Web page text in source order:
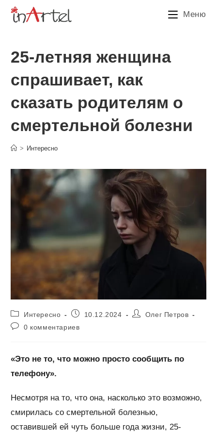
Перейти
Меню
25-летняя женщина
спрашивает, как
сказать родителям о
смертельной болезни
> Интересно
Рубрика
записи:
Интересно
Запись10.12.2024
АвторОлег Петров
Комментарии
0 комментариев
«Это не то, что можно просто сообщить по
телефону».
Несмотря на то, что она, насколько это возможно,
смирилась со смертельной болезнью,
оставившей ей чуть больше года жизни, 25-